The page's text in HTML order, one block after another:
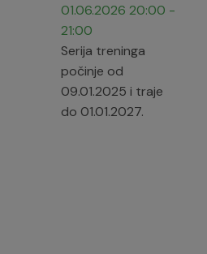
01.06.2026 20:00 -
21:00
Serija treninga
počinje od
09.01.2025 i traje
do 01.01.2027.